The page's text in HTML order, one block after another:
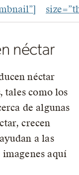
néctar
néctar
tales como los
de algunas
crecen
a las
imagenes aquí